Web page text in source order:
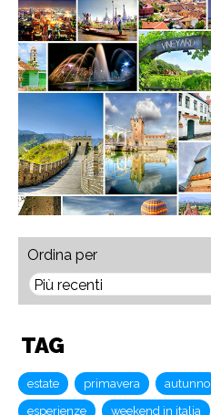
Ordina per
TAG
estate primavera autunno
esperienze
weekend in italia